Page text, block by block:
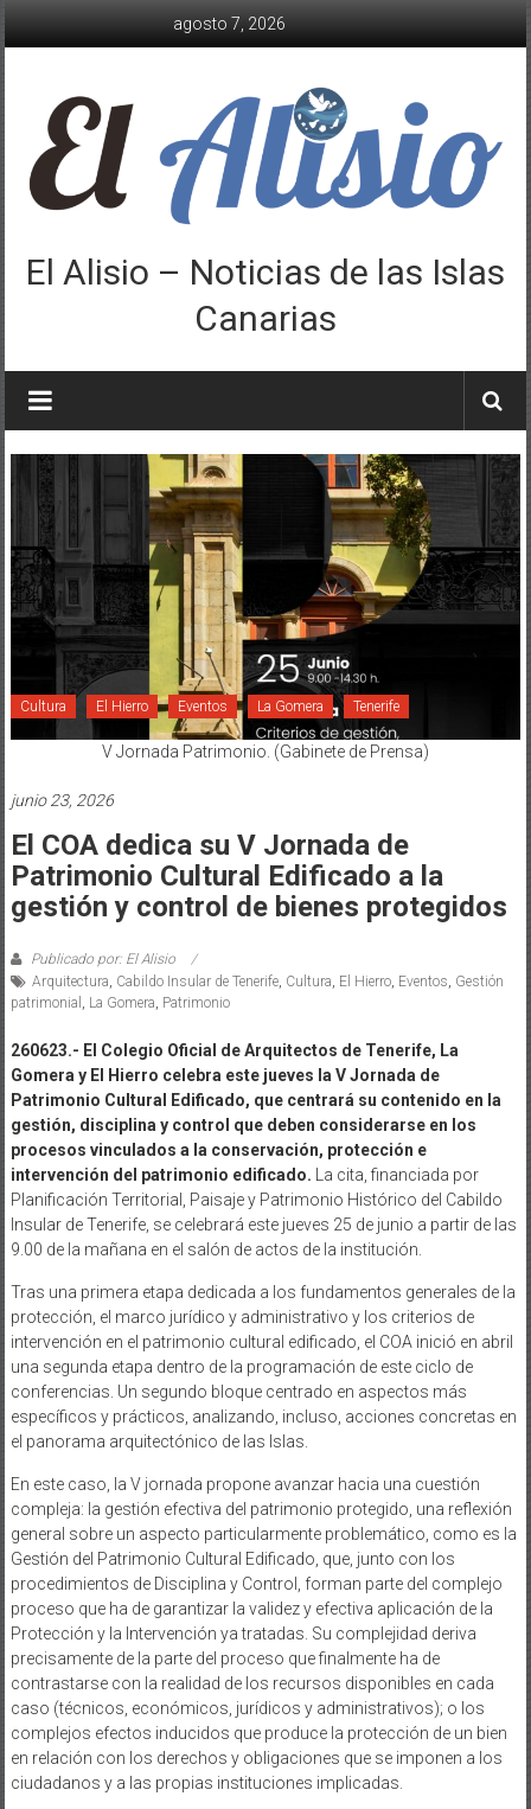
agosto 7, 2026
El Alisio – Noticias de las Islas
Canarias
Cultura El Hierro Eventos La Gomera Tenerife
V Jornada Patrimonio. (Gabinete de Prensa)
junio 23, 2026
El COA dedica su V Jornada de
Patrimonio Cultural Edificado a la
gestión y control de bienes protegidos
Publicado por: El Alisio
Arquitectura Cabildo Insular de Tenerife, Cultura El Hierro, Eventos Gestión
patrimonial
La Gomera Patrimonio
260623.- El Colegio Oficial de Arquitectos de Tenerife, La
Gomera y El Hierro celebra este jueves la V Jornada de
Patrimonio Cultural Edificado, que centrará su contenido en la
gestión, disciplina y control que deben considerarse en los
procesos vinculados a la conservación, protección e
intervención del patrimonio edificado. La cita, financiada por
Planificación Territorial, Paisaje y Patrimonio Histórico del Cabildo
Insular de Tenerife, se celebrará este jueves 25 de junio a partir de las
9.00 de la mañana en el salón de actos de la institución.
Tras una primera etapa dedicada a los fundamentos generales de la
protección, el marco jurídico y administrativo y los criterios de
intervención en el patrimonio cultural edificado, el COA inició en abril
una segunda etapa dentro de la programación de este ciclo de
conferencias. Un segundo bloque centrado en aspectos más
específicos y prácticos, analizando, incluso, acciones concretas en
el panorama arquitectónico de las Islas.
En este caso, la V jornada propone avanzar hacia una cuestión
compleja: la gestión efectiva del patrimonio protegido, una reflexión
general sobre un aspecto particularmente problemático, como es la
Gestión del Patrimonio Cultural Edificado, que, junto con los
procedimientos de Disciplina y Control, forman parte del complejo
proceso que ha de garantizar la validez y efectiva aplicación de la
Protección y la Intervención ya tratadas. Su complejidad deriva
precisamente de la parte del proceso que finalmente ha de
contrastarse con la realidad de los recursos disponibles en cada
caso (técnicos, económicos, jurídicos y administrativos); o los
complejos efectos inducidos que produce la protección de un bien
en relación con los derechos y obligaciones que se imponen a los
ciudadanos y a las propias instituciones implicadas.